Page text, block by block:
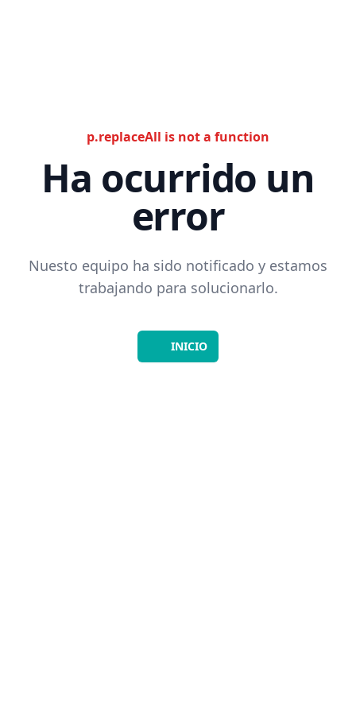
p.replaceAll is not a function
Ha ocurrido un
error
Nuesto equipo ha sido notificado y estamos
trabajando para solucionarlo.
INICIO